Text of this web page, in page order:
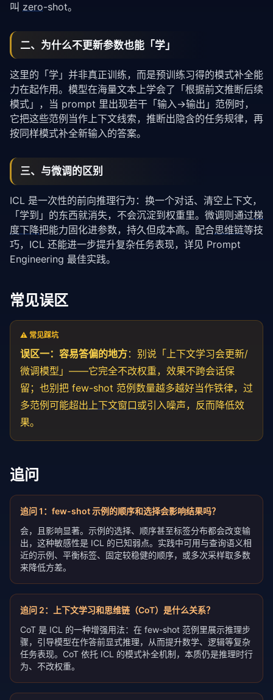
叫 zero-shot。
二、为什么不更新参数也能「学」
这里的「学」并非真正训练，而是预训练习得的模式补全能
力在起作用。模型在海量文本上学会了「根据前文推断后续
模式」，当 prompt 里出现若干「输入→输出」范例时，
它把这些范例当作上下文线索，推断出隐含的任务规律，再
按同样模式补全新输入的答案。
三、与微调的区别
ICL 是一次性的前向推理行为：换一个对话、清空上下文，
「学到」的东西就消失，不会沉淀到权重里。微调则通过梯
度下降把能力固化进参数，持久但成本高。配合思维链等技
巧，ICL 还能进一步提升复杂任务表现，详见 Prompt
Engineering 最佳实践。
常见误区
⚠️ 常见踩坑
误区一：容易答偏的地方：别说「上下文学习会更新/
微调模型」——它完全不改权重，效果不跨会话保
留；也别把 few-shot 范例数量越多越好当作铁律，过
多范例可能超出上下文窗口或引入噪声，反而降低效
果。
追问
追问1 ： few-shot 示例的顺序和选择会影响结果吗？
会，且影响显著。示例的选择、顺序甚至标签分布都会改变输
出，这种敏感性是 ICL 的已知弱点。实践中可用与查询语义相
近的示例、平衡标签、固定较稳健的顺序，或多次采样取多数
来降低方差。
追问 2：
上下文学习和思维链（CoT）是什么关系？
CoT 是 ICL 的一种增强用法：在 few-shot 范例里展示推理步
骤，引导模型在作答前显式推理，从而提升数学、逻辑等复杂
任务表现。CoT 依托 ICL 的模式补全机制，本质仍是推理时行
为、不改权重。